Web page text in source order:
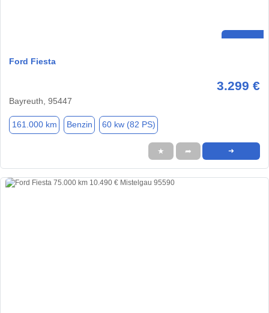
Ford Fiesta
3.299 €
Bayreuth, 95447
161.000 km Benzin 60 kw (82 PS)
★ ➦ ➜